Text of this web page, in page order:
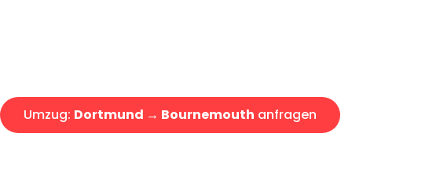
Umzug: Dortmund → Bournemouth anfragen